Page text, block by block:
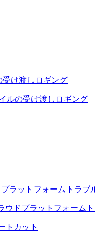
受け渡し ロギング
ルの受け渡し ロギング
ラットフォーム トラブ
ウドプラットフォーム ト
トカット